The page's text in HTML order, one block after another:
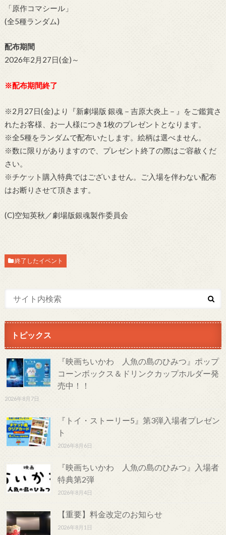
「原作コマシール」
(全5種ランダム)
配布期間
2026年2月27日(金)～
※配布期間終了
※2月27日(金)より『新劇場版 銀魂－吉原大炎上－』をご鑑賞さ
れたお客様、お一人様につき1枚のプレゼントとなります。
※全5種をランダムで配布いたします。絵柄は選べません。
※数に限りがありますので、プレゼント終了の際はご容赦くだ
さい。
※チケット購入特典ではございません。ご入場を伴わない配布
はお断りさせて頂きます。
(C)空知英秋／劇場版銀魂製作委員会
終了したイベント
トピックス
『映画ちいかわ 人魚の島のひみつ』ポップ
コーンボックス＆ドリンクカップホルダー発
売中！！
2026年8月7日
『トイ・ストーリー5』第3弾入場者プレゼン
ト
2026年8月6日
『映画ちいかわ 人魚の島のひみつ』入場者
特典第2弾
2026年8月4日
【重要】料金改定のお知らせ
2026年8月1日